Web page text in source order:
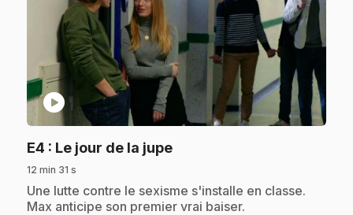
play_circle
E4 : Le jour de la jupe.
12 min 31 s
.Une lutte contre le sexisme s'installe en classe.
Max anticipe son premier vrai baiser.